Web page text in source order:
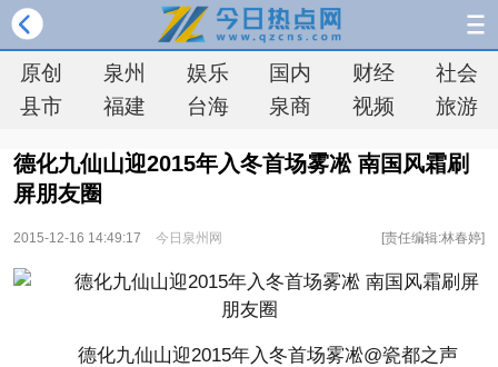
原创 泉州 娱乐 国内 财经
社会
县市
福建 台海 泉商 视频 旅游
德化九仙山迎2015年入冬首场雾凇 南国风霜刷
屏朋友圈
2015-12-16 14:49:17 今日泉州网 [责任编辑:林春婷]
德化九仙山迎2015年入冬首场雾凇@瓷都之声